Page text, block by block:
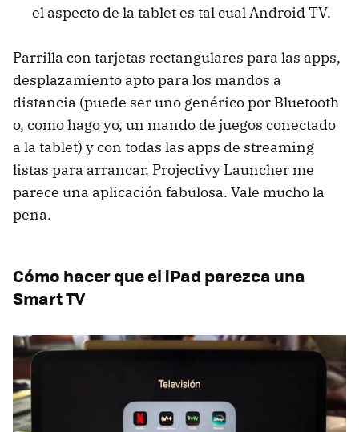
el aspecto de la tablet es tal cual Android TV.
Parrilla con tarjetas rectangulares para las apps,
desplazamiento apto para los mandos a
distancia (puede ser uno genérico por Bluetooth
o, como hago yo, un mando de juegos conectado
a la tablet) y con todas las apps de streaming
listas para arrancar. Projectivy Launcher me
parece una aplicación fabulosa. Vale mucho la
pena.
Cómo hacer que el iPad parezca una
Smart TV